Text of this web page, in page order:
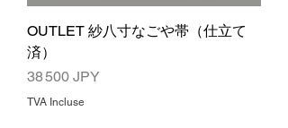
OUTLET 紗八寸なごや帯（仕立て
済）
Prix
38 500 JPY
TVA Incluse